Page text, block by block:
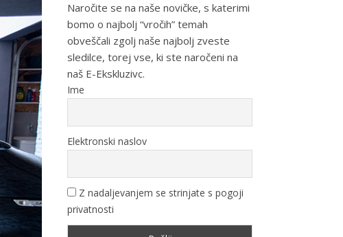
Naročite se na naše novičke, s katerimi
bomo o najbolj “vročih” temah
obveščali zgolj naše najbolj zveste
sledilce, torej vse, ki ste naročeni na
naš E-Ekskluzivc.
Ime
Elektronski naslov
Z nadaljevanjem se strinjate s pogoji
privatnosti